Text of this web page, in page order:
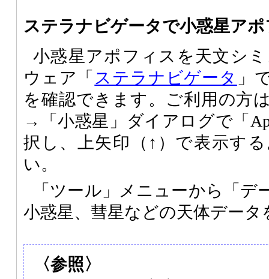
ステラナビゲータで小惑星ア
小惑星アポフィスを天文シ
ウェア「 ステラナビゲータ 」
を確認できます。ご利用の方
→「小惑星」ダイアログで「
択し、上矢印（↑）で表示す
い。
「ツール」メニューから「デ
小惑星、彗星などの天体データ
〈参照〉